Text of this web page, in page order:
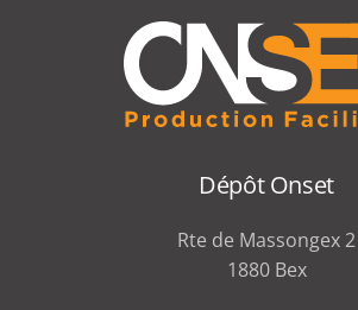
Dépôt Onset
Rte de Massongex 2
1880 Bex